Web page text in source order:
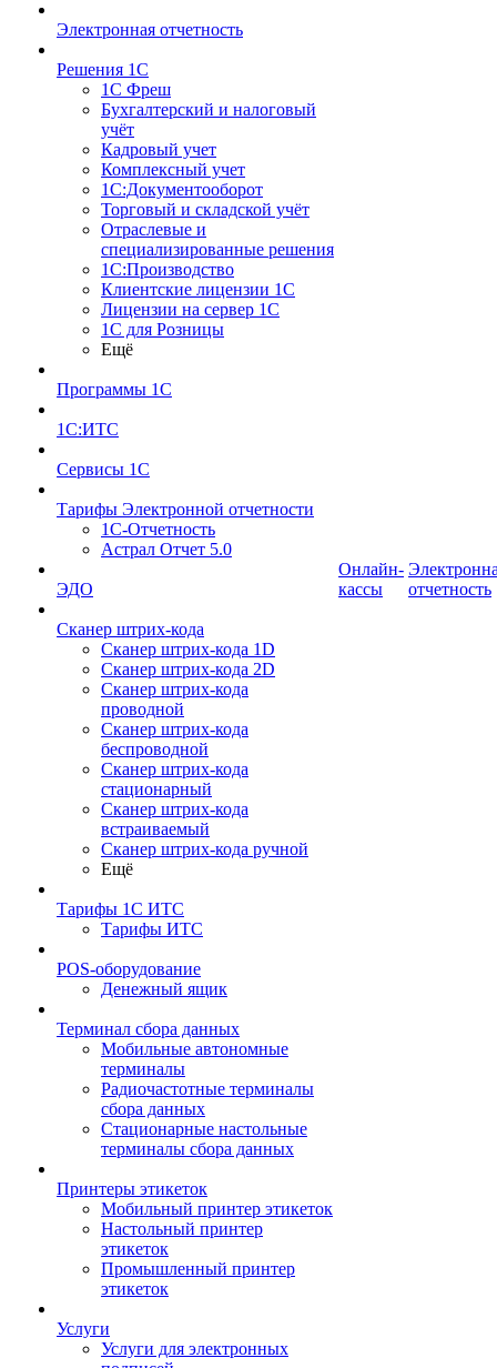
Электронная отчетность
Решения 1С
1С Фреш
Бухгалтерский и налоговый
учёт
Кадровый учет
Комплексный учет
1С:Документооборот
Торговый и складской учёт
Отраслевые и
специализированные решения
1С:Производство
Клиентские лицензии 1С
Лицензии на сервер 1С
1С для Розницы
Ещё
Программы 1С
1С:ИТС
Сервисы 1С
Тарифы Электронной отчетности
1С-Отчетность
Астрал Отчет 5.0
ЭДО
Сканер штрих-кода
Сканер штрих-кода 1D
Сканер штрих-кода 2D
Сканер штрих-кода
проводной
Сканер штрих-кода
беспроводной
Сканер штрих-кода
стационарный
Сканер штрих-кода
встраиваемый
Сканер штрих-кода ручной
Ещё
Тарифы 1С ИТС
Тарифы ИТС
POS-оборудование
Денежный ящик
Терминал сбора данных
Мобильные автономные
терминалы
Радиочастотные терминалы
сбора данных
Стационарные настольные
терминалы сбора данных
Принтеры этикеток
Мобильный принтер этикеток
Настольный принтер
этикеток
Промышленный принтер
этикеток
Услуги
Услуги для электронных
Онлайн-
кассы
отчетность